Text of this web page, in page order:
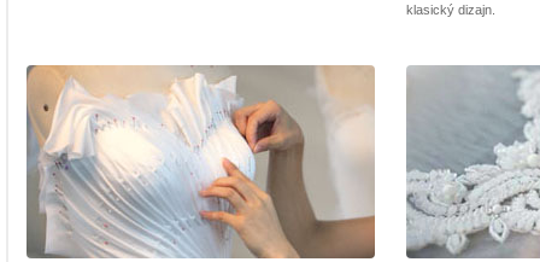
klasický dizajn.